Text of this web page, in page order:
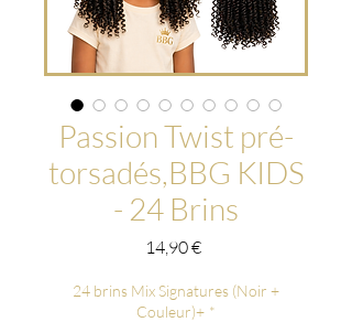
Passion Twist pré-
torsadés,BBG KIDS
- 24 Brins
14,90 €Prix
24 brins Mix Signatures (Noir +
Couleur)+ *